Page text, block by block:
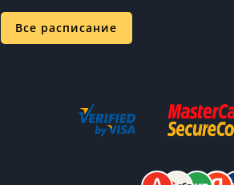
Все расписание